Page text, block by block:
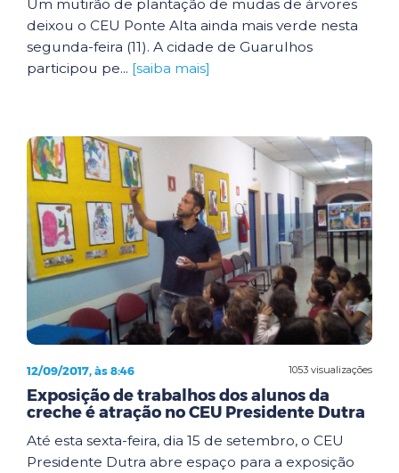
Um mutirão de plantação de mudas de árvores
deixou o CEU Ponte Alta ainda mais verde nesta
segunda-feira (11). A cidade de Guarulhos
participou pe... [saiba mais]
1053 visualizações
12/09/2017, às 8:46
Exposição de trabalhos dos alunos da
creche é atração no CEU Presidente Dutra
Até esta sexta-feira, dia 15 de setembro, o CEU
Presidente Dutra abre espaço para a exposição